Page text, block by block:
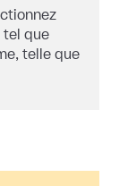
tel que
telle que